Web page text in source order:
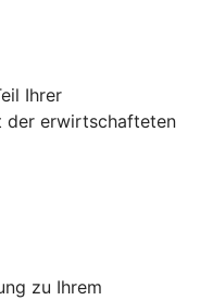
Ihrer
der erwirtschafteten
zu Ihrem